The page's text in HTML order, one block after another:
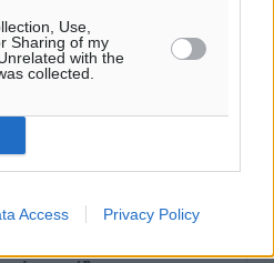
Use,
Sharing of my
with the
collected.
Access Privacy Policy